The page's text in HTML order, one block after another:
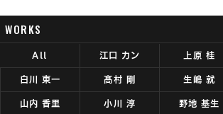
WORKS
All 江口 カン 上原 桂
白川 東一 髙村 剛 生嶋 就
山内 香里 小川 淳 野地 基生